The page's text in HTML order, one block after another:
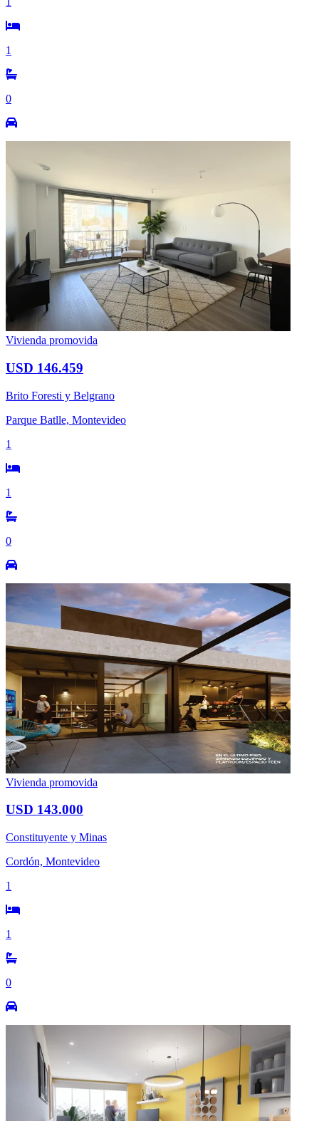
1
0
Vivienda promovida
USD 146.459
Brito Foresti y Belgrano
Parque Batlle, Montevideo
1
1
0
Vivienda promovida
USD 143.000
Constituyente y Minas
Cordón, Montevideo
1
1
0